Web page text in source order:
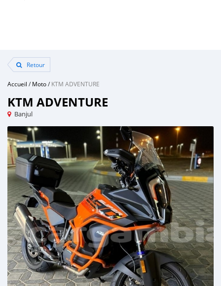
Retour
Accueil /Moto/KTM ADVENTURE
KTM ADVENTURE
Banjul